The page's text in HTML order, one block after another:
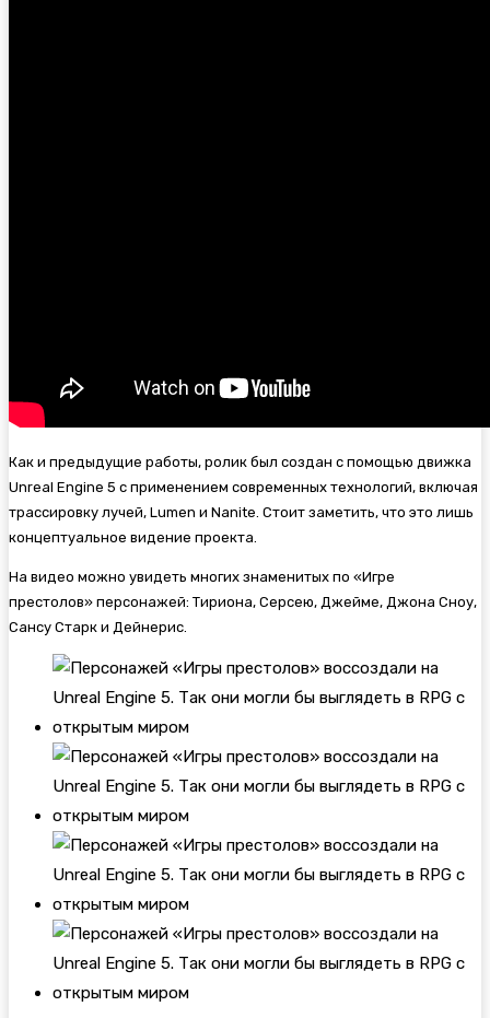
Как и предыдущие работы, ролик был создан с помощью движка
Unreal Engine 5 с применением современных технологий, включая
трассировку лучей, Lumen и Nanite. Стоит заметить, что это лишь
концептуальное видение проекта.
На видео можно увидеть многих знаменитых по «Игре
престолов» персонажей: Тириона, Серсею, Джейме, Джона Сноу,
Сансу Старк и Дейнерис.